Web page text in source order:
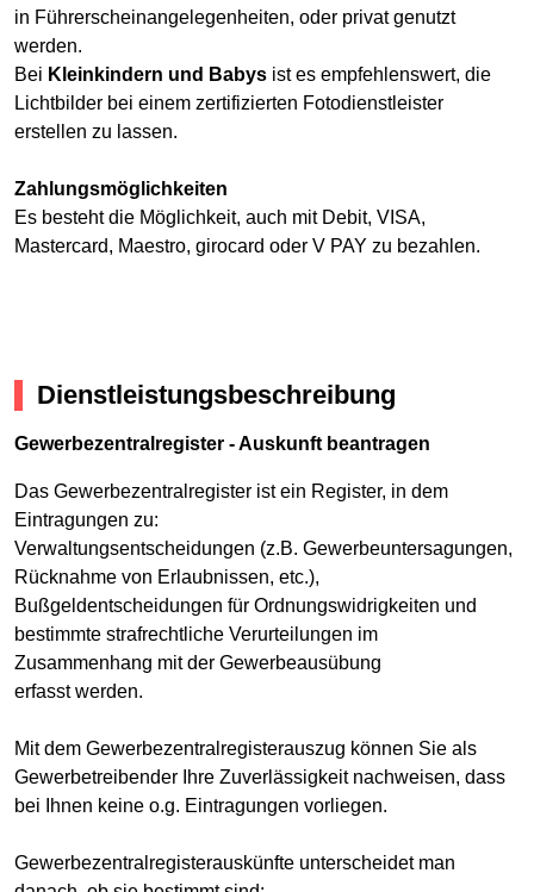
in Führerscheinangelegenheiten, oder privat genutzt
werden.
Bei Kleinkindern und Babys ist es empfehlenswert, die
Lichtbilder bei einem zertifizierten Fotodienstleister
erstellen zu lassen.
Zahlungsmöglichkeiten
Es besteht die Möglichkeit, auch mit Debit, VISA,
Mastercard, Maestro, girocard oder V PAY zu bezahlen.
Dienstleistungsbeschreibung
Gewerbezentralregister - Auskunft beantragen
Das Gewerbezentralregister ist ein Register, in dem
Eintragungen zu:
Verwaltungsentscheidungen (z.B. Gewerbeuntersagungen,
Rücknahme von Erlaubnissen, etc.),
Bußgeldentscheidungen für Ordnungswidrigkeiten und
bestimmte strafrechtliche Verurteilungen im
Zusammenhang mit der Gewerbeausübung
erfasst werden.
Mit dem Gewerbezentralregisterauszug können Sie als
Gewerbetreibender Ihre Zuverlässigkeit nachweisen, dass
bei Ihnen keine o.g. Eintragungen vorliegen.
Gewerbezentralregisterauskünfte unterscheidet man